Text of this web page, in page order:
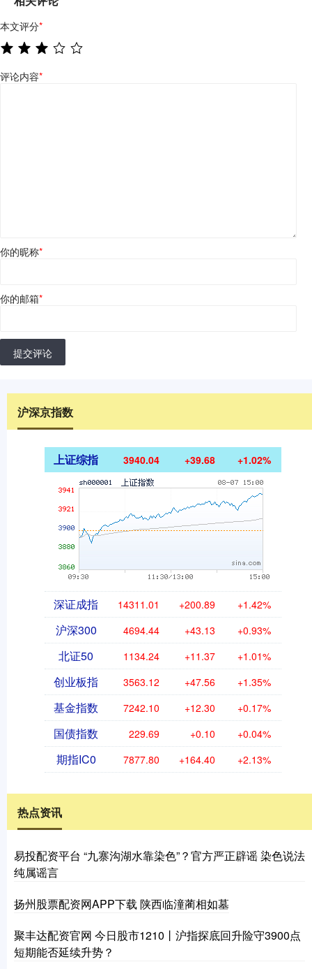
本文评分*
评论内容*
你的昵称*
你的邮箱*
提交评论
沪深京指数
上证综指 3940.04 +39.68 +1.02%
深证成指 14311.01 +200.89 +1.42%
沪深300 4694.44 +43.13 +0.93%
北证50 1134.24 +11.37 +1.01%
创业板指 3563.12 +47.56 +1.35%
基金指数 7242.10 +12.30 +0.17%
国债指数 229.69 +0.10 +0.04%
期指IC0 7877.80 +164.40 +2.13%
热点资讯
易投配资平台 “九寨沟湖水靠染色”？官方严正辟谣 染色说法
纯属谣言
扬州股票配资网APP下载 陕西临潼蔺相如墓
聚丰达配资官网 今日股市1210丨沪指探底回升险守3900点
短期能否延续升势？